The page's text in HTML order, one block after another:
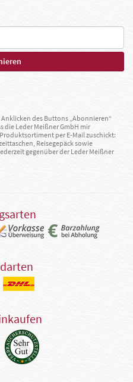
des Buttons „Abonnieren“
die Leder Meißner GmbH mir
per E-Mail zuschickt:
Reisegepäck sowie
gegenüber der Leder Meißner